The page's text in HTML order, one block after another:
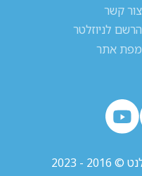
צור קשר
הרשם לניוזלטר
מפת אתר
- 2023